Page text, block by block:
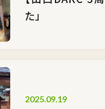
た」
2025.09.19